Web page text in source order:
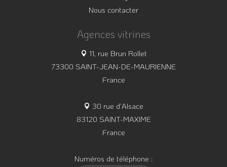
Nous contacter
Agences vitrines
11, rue Brun Rollet
73300 SAINT-JEAN-DE-MAURIENNE
France
30 rue d’Alsace
83120 SAINT-MAXIME
France
Numéros de téléphone :